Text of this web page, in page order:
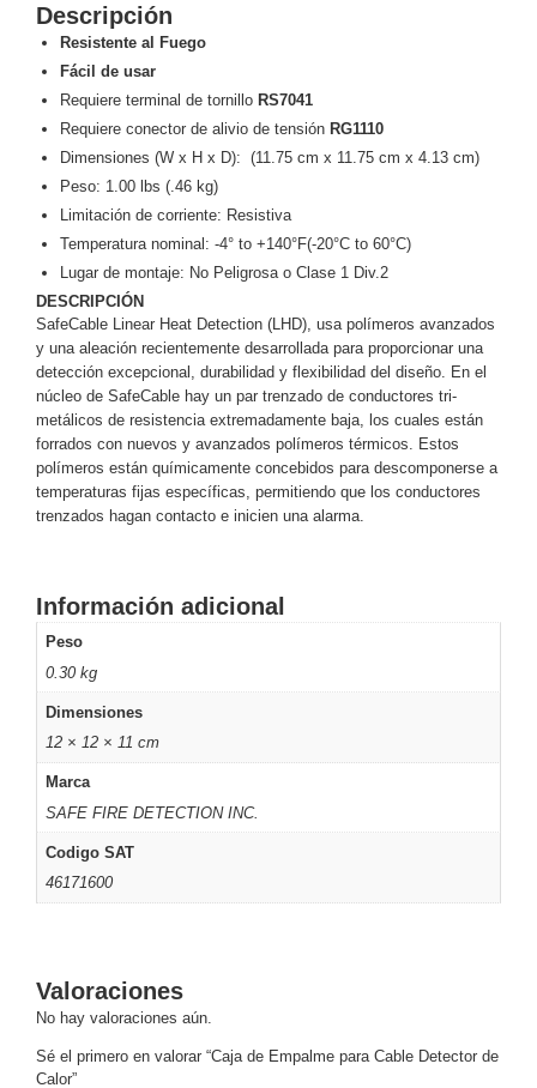
Armados -
CoaxialCategoría
5e Fibra
ÓpticaPara
Alimentación
y
Electricidad RG59
Tipo
CaPTelefónicoVGA
/ DVI /
HDMI
Cámaras
IP y NVRs
Ambientes
Salinos
(Anticorrosión)AntiexplosiónBala Codificadores
y
Decodificadores
TurretFisheye
Hemisféricas
Motorizado
Network
Video
Recorders
-
Caja PTZ
/ 4G /
Inalámbricas
HD
TurboHD
/ AHD /
HD-TVI
Ambientes
Descripción
Resistente al Fuego
Fácil de usar
Requiere terminal de tornillo RS7041
Requiere conector de alivio de tensión RG1110
Dimensiones (W x H x D): (11.75 cm x 11.75 cm x 4.13 cm)
Peso: 1.00 lbs (.46 kg)
Limitación de corriente: Resistiva
Temperatura nominal: -4° to +140°F(-20°C to 60°C)
Lugar de montaje: No Peligrosa o Clase 1 Div.2
DESCRIPCIÓN
SafeCable Linear Heat Detection (LHD), usa polímeros avanzados
y una aleación recientemente desarrollada para proporcionar una
detección excepcional, durabilidad y flexibilidad del diseño. En el
núcleo de SafeCable hay un par trenzado de conductores tri-
metálicos de resistencia extremadamente baja, los cuales están
forrados con nuevos y avanzados polímeros térmicos. Estos
polímeros están químicamente concebidos para descomponerse a
temperaturas fijas específicas, permitiendo que los conductores
trenzados hagan contacto e inicien una alarma.
Información adicional
Peso
0.30 kg
Dimensiones
12 × 12 × 11 cm
Marca
SAFE FIRE DETECTION INC.
Codigo SAT
46171600
Valoraciones
No hay valoraciones aún.
Sé el primero en valorar “Caja de Empalme para Cable Detector de
Calor”